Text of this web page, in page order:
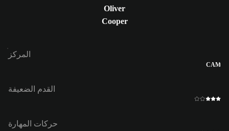
Oliver
Cooper
المركز
CAM
القدم الضعيفة
حركات المهارة